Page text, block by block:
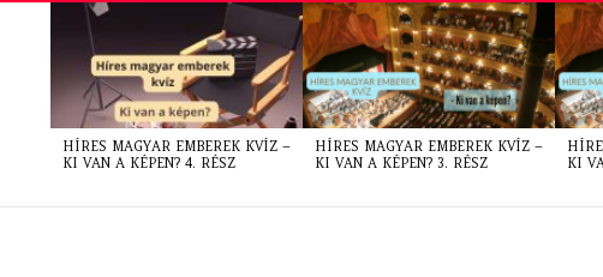
LATEST
STORIES
HÍRES MAGYAR EMBEREK KVÍZ –
KI VAN A KÉPEN? 4. RÉSZ
HÍRES MAGYAR EMBEREK KVÍZ –
KI VAN A KÉPEN? 3. RÉSZ
KI